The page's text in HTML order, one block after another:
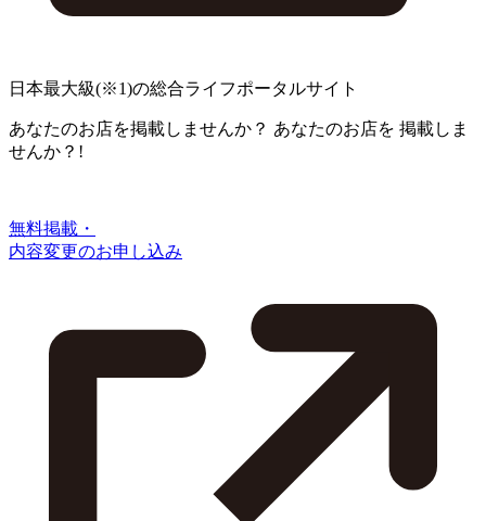
日本最大級(※1)の総合ライフポータルサイト
あなたのお店を掲載しませんか？ あなたのお店を 掲載しま
せんか？!
無料掲載・
内容変更のお申し込み